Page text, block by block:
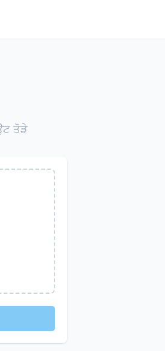
ਤੋੜੇ